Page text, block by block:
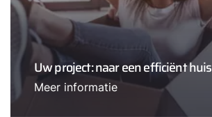
Uw project: naar een efficiënt huis
Meer informatie